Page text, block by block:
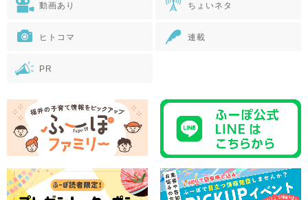
動画あり ちょいネタ
ヒトコマ 連載
PR